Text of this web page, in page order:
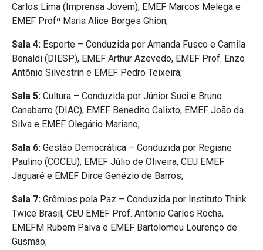
Carlos Lima (Imprensa Jovem), EMEF Marcos Melega e
EMEF Profª Maria Alice Borges Ghion;
Sala 4: Esporte – Conduzida por Amanda Fusco e Camila
Bonaldi (DIESP), EMEF Arthur Azevedo, EMEF Prof. Enzo
Antônio Silvestrin e EMEF Pedro Teixeira;
Sala 5: Cultura – Conduzida por Júnior Suci e Bruno
Canabarro (DIAC), EMEF Benedito Calixto, EMEF João da
Silva e EMEF Olegário Mariano;
Sala 6: Gestão Democrática – Conduzida por Regiane
Paulino (COCEU), EMEF Júlio de Oliveira, CEU EMEF
Jaguaré e EMEF Dirce Genézio de Barros;
Sala 7: Grêmios pela Paz – Conduzida por Instituto Think
Twice Brasil, CEU EMEF Prof. Antônio Carlos Rocha,
EMEFM Rubem Paiva e EMEF Bartolomeu Lourenço de
Gusmão;